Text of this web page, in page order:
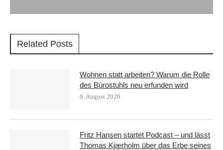
Related Posts
Wohnen statt arbeiten? Warum die Rolle
des Bürostuhls neu erfunden wird
6. August 2026
Fritz Hansen startet Podcast – und lässt
Thomas Kjærholm über das Erbe seines